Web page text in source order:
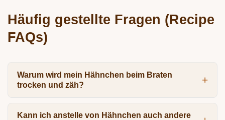
Häufig gestellte Fragen (Recipe
FAQs)
Warum wird mein Hähnchen beim Braten
trocken und zäh?
Kann ich anstelle von Hähnchen auch andere